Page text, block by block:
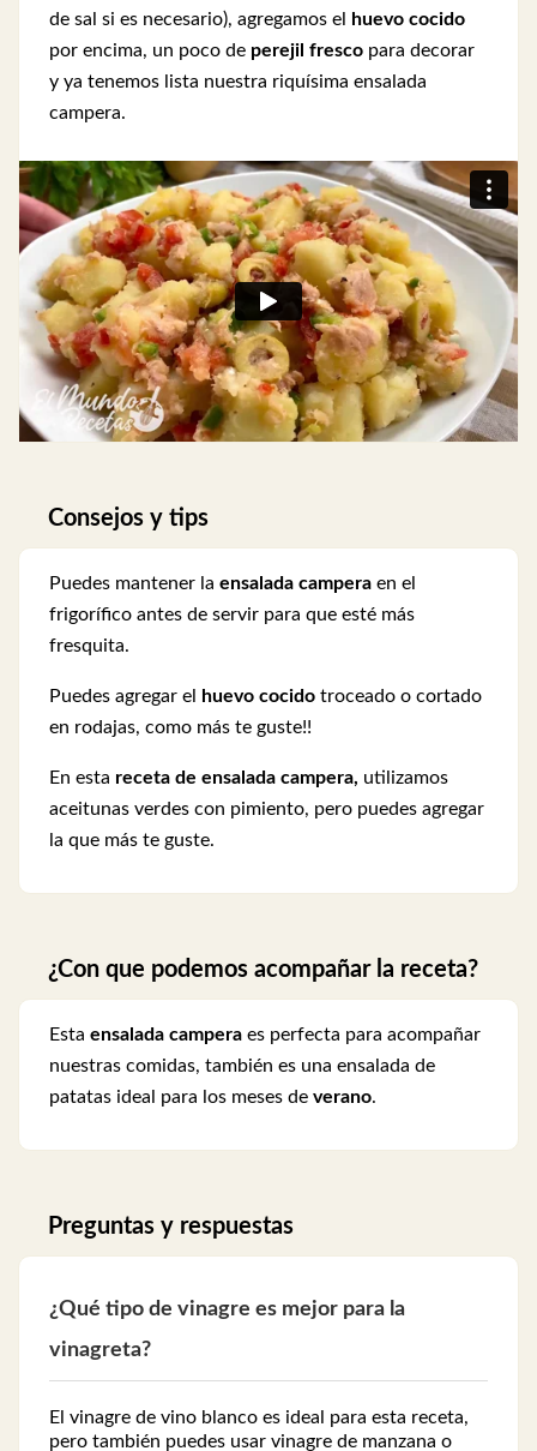
de sal si es necesario), agregamos el
huevo cocido
por encima, un poco de perejil fresco para decorar
y ya tenemos lista nuestra riquísima ensalada
campera.
Consejos y tips
Puedes mantener la ensalada campera en el
frigorífico antes de servir para que esté más
fresquita.
Puedes agregar el huevo cocido troceado o cortado
en rodajas, como más te guste!!
En esta receta de ensalada campera, utilizamos
aceitunas verdes con pimiento, pero puedes agregar
la que más te guste.
¿Con que podemos acompañar la receta?
Esta ensalada campera es perfecta para acompañar
nuestras comidas, también es una ensalada de
patatas ideal para los meses de verano.
Preguntas y respuestas
¿Qué tipo de vinagre es mejor para la
vinagreta?
El vinagre de vino blanco es ideal para esta receta,
pero también puedes usar vinagre de manzana o